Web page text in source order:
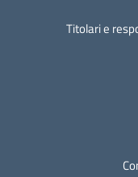
Titolari e